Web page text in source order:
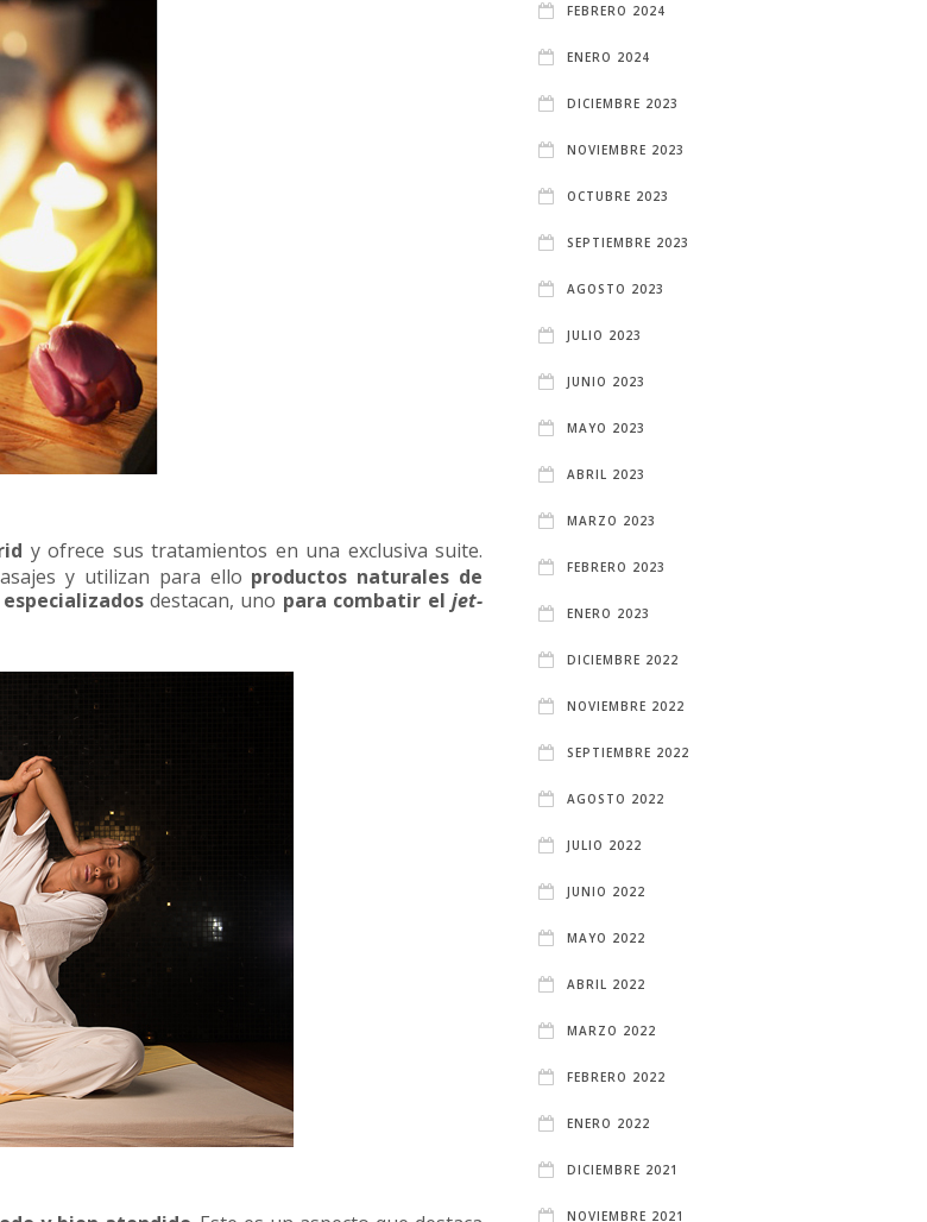
y ofrece sus tratamientos en una exclusiva suite.
y utilizan para ello productos naturales de
destacan, uno para combatir eljet-
FEBRERO 2024
ENERO 2024
DICIEMBRE 2023
NOVIEMBRE 2023
OCTUBRE 2023
SEPTIEMBRE 2023
AGOSTO 2023
JULIO 2023
JUNIO 2023
MAYO 2023
ABRIL 2023
MARZO 2023
FEBRERO 2023
ENERO 2023
DICIEMBRE 2022
NOVIEMBRE 2022
SEPTIEMBRE 2022
AGOSTO 2022
JULIO 2022
JUNIO 2022
MAYO 2022
ABRIL 2022
MARZO 2022
FEBRERO 2022
ENERO 2022
DICIEMBRE 2021
NOVIEMBRE 2021